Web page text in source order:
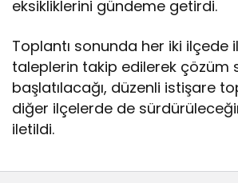
eksikliklerini gündeme getirdi.
Toplantı sonunda her iki ilçede
taleplerin takip edilerek çözüm
başlatılacağı, düzenli istişare
diğer ilçelerde de
iletildi.